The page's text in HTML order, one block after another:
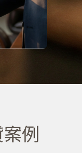
例